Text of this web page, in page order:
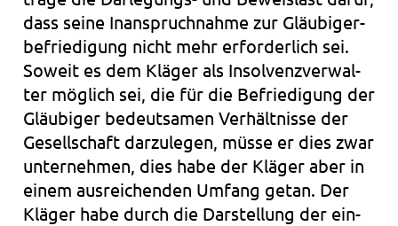
dass seine Inan­spruch­nah­me zur Gläu­bi­ger­
be­frie­di­gung nicht mehr erfor­der­lich sei.
Soweit es dem Klä­ger als Insol­venz­ver­wal­
ter mög­lich sei, die für die Befrie­di­gung der
Gläu­bi­ger bedeut­sa­men Ver­hält­nis­se der
Gesell­schaft dar­zu­le­gen, müsse er dies zwar
unter­neh­men, dies habe der Klä­ger aber in
einem aus­rei­chen­den Umfang getan. Der
Klä­ger habe durch die Dar­stel­lung der ein­